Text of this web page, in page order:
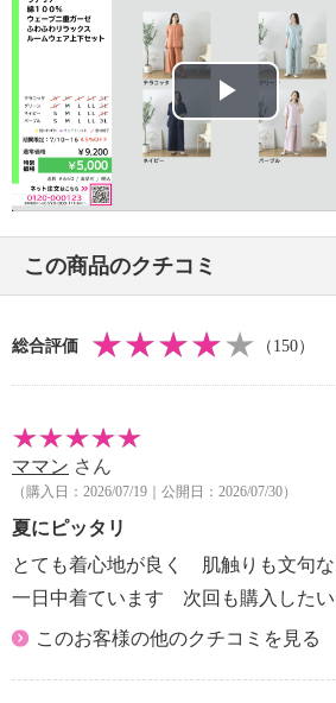
・自然乾燥：日陰の吊り干し
・アイロン仕上げ：可（中温）
・ドライクリーニング：不可
【メンテナンス（ケアラベル）】
・単品洗い
・水や汗などによる色落ち、色移り
・摩擦による色落ち、色移り注意
・毛玉が生じるおそれあり
・無蛍光洗剤使用
＜パンツ＞
・ボトムウエスト：総ゴム
・パンツ丈：九分丈
・裏地：なし
・スリット：なし
・ポケット：外側（前）２個
【素材】
【メンテナンス（絵表示ラベル）】
Play
Video
この商品のクチコミ
総合評価 （150）
ママン さん
（購入日：2026/07/19｜公開日：2026/07/30）
夏にピッタリ
とても着心地が良く 肌触りも文句な
一日中着ています 次回も購入したい
このお客様の他のクチコミを見る